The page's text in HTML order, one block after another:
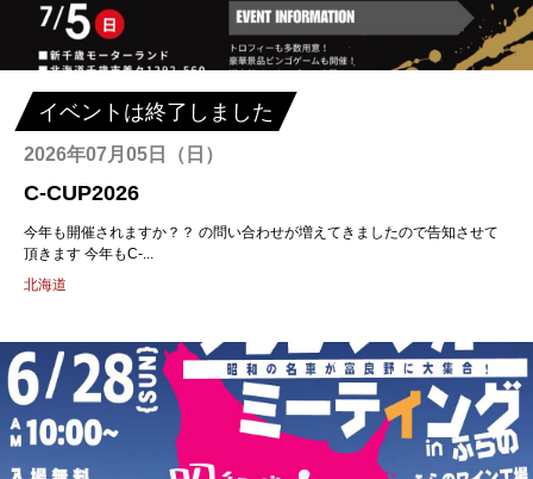
イベントは終了しました
2026年07月05日（日）
C-CUP2026
今年も開催されますか？？ の問い合わせが増えてきましたので告知させて
頂きます 今年もC-...
北海道